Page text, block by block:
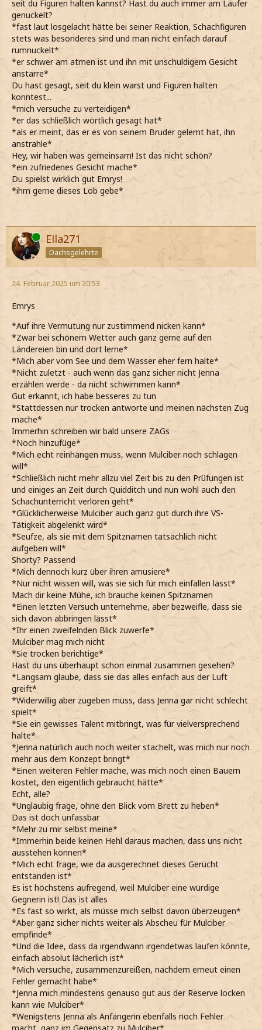
seit du Figuren halten kannst? Hast du auch immer am Läufer
genuckelt?
*fast laut losgelacht hätte bei seiner Reaktion, Schachfiguren
stets was besonderes sind und man nicht einfach darauf
rumnuckelt*
*er schwer am atmen ist und ihn mit unschuldigem Gesicht
anstarre*
Du hast gesagt, seit du klein warst und Figuren halten
konntest...
*mich versuche zu verteidigen*
*er das schließlich wörtlich gesagt hat*
*als er meint, das er es von seinem Bruder gelernt hat, ihn
anstrahle*
Hey, wir haben was gemeinsam! Ist das nicht schön?
*ein zufriedenes Gesicht mache*
Du spielst wirklich gut Emrys!
*ihm gerne dieses Lob gebe*
Online Ella271
Dachsgelehrte
24. Februar 2025 um 20:53
Emrys
*Auf ihre Vermutung nur zustimmend nicken kann*
*Zwar bei schönem Wetter auch ganz gerne auf den
Ländereien bin und dort lerne*
*Mich aber vom See und dem Wasser eher fern halte*
*Nicht zuletzt - auch wenn das ganz sicher nicht Jenna
erzählen werde - da nicht schwimmen kann*
Gut erkannt, ich habe besseres zu tun
*Stattdessen nur trocken antworte und meinen nächsten Zug
mache*
Immerhin schreiben wir bald unsere ZAGs
*Noch hinzufüge*
*Mich echt reinhängen muss, wenn Mulciber noch schlagen
will*
*Schließlich nicht mehr allzu viel Zeit bis zu den Prüfungen ist
und einiges an Zeit durch Quidditch und nun wohl auch den
Schachunterricht verloren geht*
*Glücklicherweise Mulciber auch ganz gut durch ihre VS-
Tätigkeit abgelenkt wird*
*Seufze, als sie mit dem Spitznamen tatsächlich nicht
aufgeben will*
Shorty? Passend
*Mich dennoch kurz über ihren amüsiere*
*Nur nicht wissen will, was sie sich für mich einfallen lässt*
Mach dir keine Mühe, ich brauche keinen Spitznamen
*Einen letzten Versuch unternehme, aber bezweifle, dass sie
sich davon abbringen lässt*
*Ihr einen zweifelnden Blick zuwerfe*
Mulciber mag mich nicht
*Sie trocken berichtige*
Hast du uns überhaupt schon einmal zusammen gesehen?
*Langsam glaube, dass sie das alles einfach aus der Luft
greift*
*Widerwillig aber zugeben muss, dass Jenna gar nicht schlecht
spielt*
*Sie ein gewisses Talent mitbringt, was für vielversprechend
halte*
*Jenna natürlich auch noch weiter stachelt, was mich nur noch
mehr aus dem Konzept bringt*
*Einen weiteren Fehler mache, was mich noch einen Bauern
kostet, den eigentlich gebraucht hätte*
Echt, alle?
*Ungläubig frage, ohne den Blick vom Brett zu heben*
Das ist doch unfassbar
*Mehr zu mir selbst meine*
*Immerhin beide keinen Hehl daraus machen, dass uns nicht
ausstehen können*
*Mich echt frage, wie da ausgerechnet dieses Gerücht
entstanden ist*
Es ist höchstens aufregend, weil Mulciber eine würdige
Gegnerin ist! Das ist alles
*Es fast so wirkt, als müsse mich selbst davon überzeugen*
*Aber ganz sicher nichts weiter als Abscheu für Mulciber
empfinde*
*Und die Idee, dass da irgendwann irgendetwas laufen könnte,
einfach absolut lächerlich ist*
*Mich versuche, zusammenzureißen, nachdem erneut einen
Fehler gemacht habe*
*Jenna mich mindestens genauso gut aus der Reserve locken
kann wie Mulciber*
*Wenigstens Jenna als Anfängerin ebenfalls noch Fehler